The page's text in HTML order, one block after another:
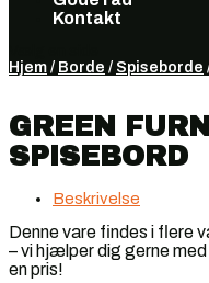
Kontakt
Hjem / Borde / Spiseborde
GREEN
SPISEBORD
Beskrivelse
Denne vare findes i flere
– vi hjælper dig gerne
en pris!